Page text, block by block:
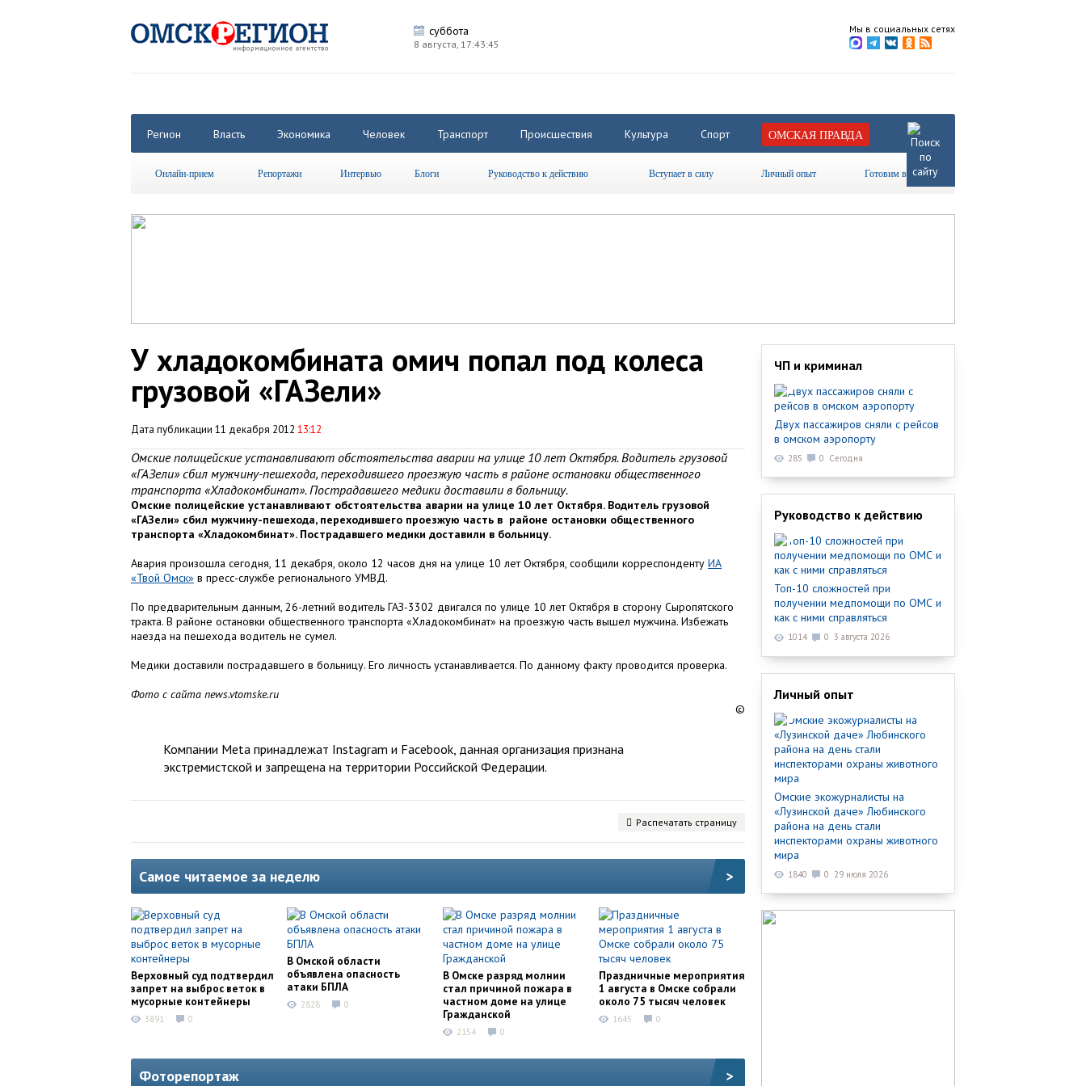
суббота
8 августа, 17:43:45
Мы в социальных сетях
Регион Власть Экономика Человек Транспорт Происшествия Культура Спорт ОМСКАЯ ПРАВДА
Онлайн-прием Репортажи Интервью Блоги Руководство к действию Вступает в силу Личный опыт Готовим вместе
У хладокомбината омич попал под колеса
грузовой «ГАЗели»
Дата публикации 11 декабря 2012 13:12
Омские полицейские устанавливают обстоятельства аварии на улице 10 лет Октября. Водитель грузовой
«ГАЗели» сбил мужчину-пешехода, переходившего проезжую часть в районе остановки общественного
транспорта «Хладокомбинат». Пострадавшего медики доставили в больницу.
Омские полицейские устанавливают обстоятельства аварии на улице 10 лет Октября. Водитель грузовой
«ГАЗели» сбил мужчину-пешехода, переходившего проезжую часть в районе остановки общественного
транспорта «Хладокомбинат». Пострадавшего медики доставили в больницу.
Авария произошла сегодня, 11 декабря, около 12 часов дня на улице 10 лет Октября, сообщили корреспонденту ИА
«Твой Омск» в пресс-службе регионального УМВД.
По предварительным данным, 26-летний водитель ГАЗ-3302 двигался по улице 10 лет Октября в сторону Сыропятского
тракта. В районе остановки общественного транспорта «Хладокомбинат» на проезжую часть вышел мужчина. Избежать
наезда на пешехода водитель не сумел.
Медики доставили пострадавшего в больницу. Его личность устанавливается. По данному факту проводится проверка.
Фото с сайта news.vtomske.ru
©
Компании Meta принадлежат Instagram и Facebook, данная организация признана
экстремистской и запрещена на территории Российской Федерации.
Распечатать страницу
Самое читаемое за неделю >
Верховный суд подтвердил
запрет на выброс веток в
мусорные контейнеры
3891 0
В Омской области
объявлена опасность
атаки БПЛА
2828 0
В Омске разряд молнии
стал причиной пожара в
частном доме на улице
Гражданской
2154 0
Праздничные мероприятия
1 августа в Омске собрали
около 75 тысяч человек
1645 0
Фоторепортаж >
ЧП и криминал
Двух пассажиров сняли с рейсов
в омском аэропорту
285 0 Сегодня
Руководство к действию
Топ-10 сложностей при
получении медпомощи по ОМС и
как с ними справляться
1014 0 3 августа 2026
Личный опыт
Омские экожурналисты на
«Лузинской даче» Любинского
района на день стали
инспекторами охраны животного
мира
1840 0 29 июля 2026